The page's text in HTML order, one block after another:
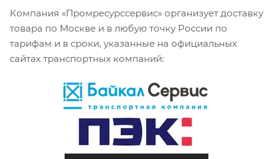
Компания «Промресурссервис» организует доставку
товара по Москве и в любую точку России по
тарифам и в сроки, указанные на официальных
сайтах транспортных компаний: